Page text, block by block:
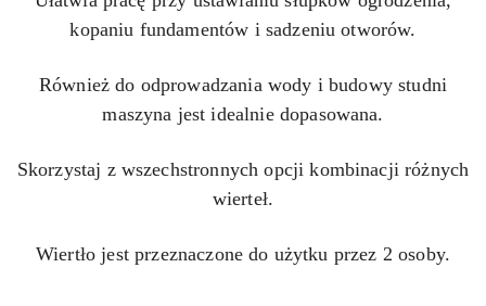
kopaniu fundamentów i sadzeniu otworów.
Również do odprowadzania wody i budowy studni
maszyna jest idealnie dopasowana.
Skorzystaj z wszechstronnych opcji kombinacji różnych
wierteł.
Wiertło jest przeznaczone do użytku przez 2 osoby.